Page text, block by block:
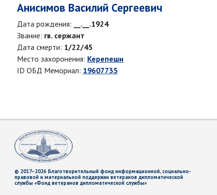
Анисимов Василий Сергеевич
Дата рождения:
__.__.1924
Звание: гв. сержант
Дата смерти: 1/22/45
Место захоронения: Керепеши
ID ОБД Мемориал: 19607735
© 2017–2026 Благотворительный фонд информационной, социально-
правовой и материальной поддержки ветеранов дипломатической
службы «Фонд ветеранов дипломатической службы»